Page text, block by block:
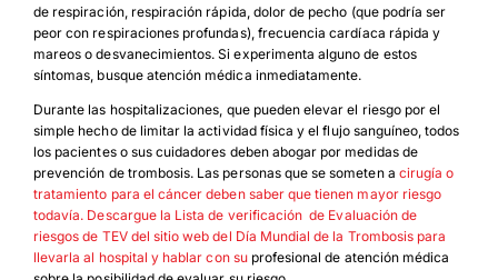
Download JPEG
Download PDF
de respiración, respiración rápida, dolor de pecho (que podría ser
peor con respiraciones profundas), frecuencia cardíaca rápida y
mareos o desvanecimientos. Si experimenta alguno de estos
síntomas, busque atención médica inmediatamente.
Durante las hospitalizaciones, que pueden elevar el riesgo por el
simple hecho de limitar la actividad física y el flujo sanguíneo, todos
los pacientes o sus cuidadores deben abogar por medidas de
prevención de trombosis. Las personas que se someten a cirugía o
tratamiento para el cáncer deben saber que tienen mayor riesgo
todavía. Descargue la Lista de verificación de Evaluación de
riesgos de TEV del sitio web del Día Mundial de la Trombosis para
llevarla al hospital y hablar con su profesional de atención médica